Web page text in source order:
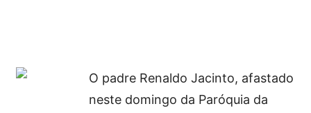
O padre Renaldo Jacinto, afastado
neste domingo da Paróquia da